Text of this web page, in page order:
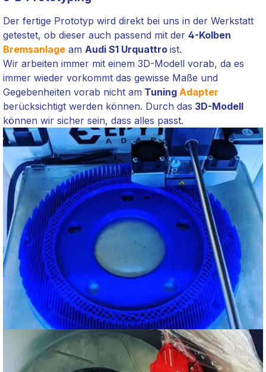
Der fertige Prototyp wird direkt bei uns in der Werkstatt
getestet, ob dieser auch passend mit der 4-Kolben
Bremsanlage am Audi S1 Urquattro ist.
Wir arbeiten immer mit einem 3D-Modell vorab, da es
immer wieder vorkommt das gewisse Maße und
Gegebenheiten vorab nicht am Tuning Adapter
berücksichtigt werden können. Durch das 3D-Modell
können wir sicher sein, dass alles passt.